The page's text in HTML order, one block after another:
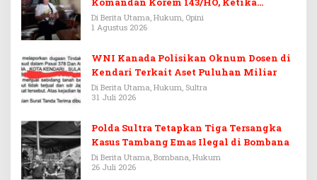
Warisan Menjadi Arena Pemerasan
Di Berita Utama, Hukum, Opini
1 Agustus 2026
WNI Kanada Polisikan Oknum Dosen di
Kendari Terkait Aset Puluhan Miliar
Di Berita Utama, Hukum, Sultra
31 Juli 2026
Polda Sultra Tetapkan Tiga Tersangka
Kasus Tambang Emas Ilegal di Bombana
Di Berita Utama, Bombana, Hukum
26 Juli 2026